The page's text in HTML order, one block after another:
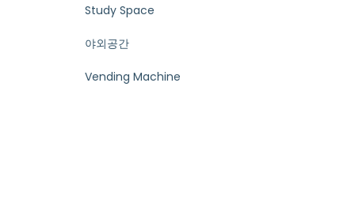
Study Space
야외공간
Vending Machine